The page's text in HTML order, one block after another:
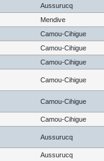
Aussurucq
Mendive
Camou-Cihigue
Camou-Cihigue
Camou-Cihigue
Camou-Cihigue
Camou-Cihigue
Camou-Cihigue
Aussurucq
Aussurucq